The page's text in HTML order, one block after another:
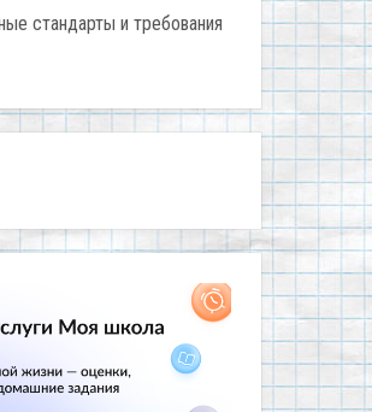
стандарты и требования